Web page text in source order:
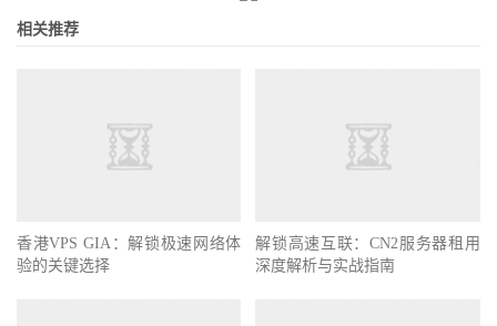
相关推荐
香港VPS GIA：解锁极速网络体
验的关键选择
解锁高速互联：CN2服务器租用
深度解析与实战指南